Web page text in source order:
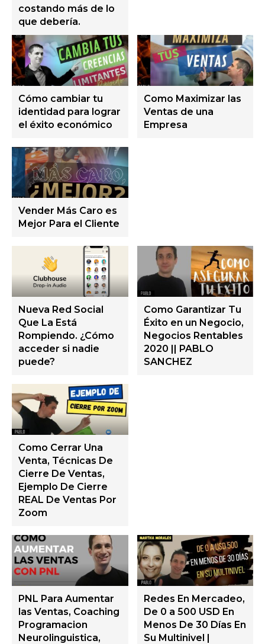
costando más de lo
que debería.
Cómo cambiar tu
identidad para lograr
el éxito económico
Como Maximizar las
Ventas de una
Empresa
Vender Más Caro es
Mejor Para el Cliente
Nueva Red Social
Que La Está
Rompiendo. ¿Cómo
acceder si nadie
puede?
Como Garantizar Tu
Éxito en un Negocio,
Negocios Rentables
2020 || PABLO
SANCHEZ
Como Cerrar Una
Venta, Técnicas De
Cierre De Ventas,
Ejemplo De Cierre
REAL De Ventas Por
Zoom
PNL Para Aumentar
las Ventas, Coaching
Programacion
Neurolinguistica,
Redes En Mercadeo,
De 0 a 500 USD En
Menos De 30 Días En
Su Multinivel |